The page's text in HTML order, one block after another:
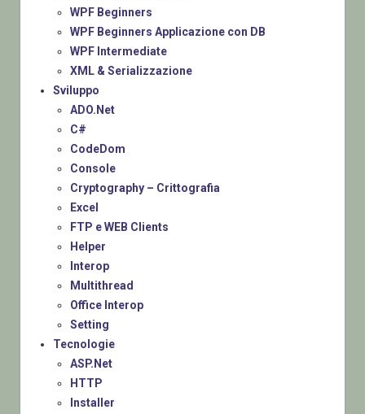
WPF Beginners
WPF Beginners Applicazione con DB
WPF Intermediate
XML & Serializzazione
Sviluppo
ADO.Net
C#
CodeDom
Console
Cryptography – Crittografia
Excel
FTP e WEB Clients
Helper
Interop
Multithread
Office Interop
Setting
Tecnologie
ASP.Net
HTTP
Installer